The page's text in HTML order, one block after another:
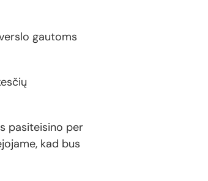
gautoms
pasiteisino per
kad bus